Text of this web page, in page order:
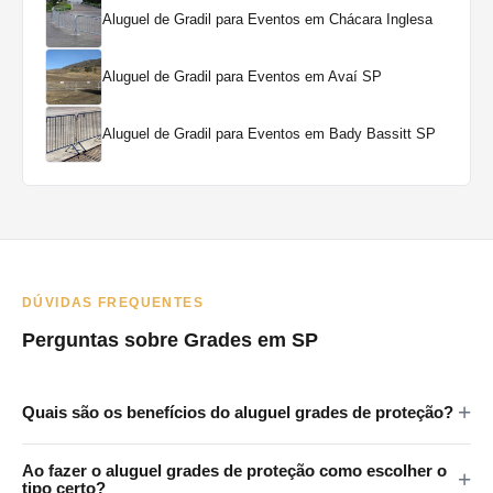
Aluguel de Gradil para Eventos em Chácara Inglesa
Aluguel de Gradil para Eventos em Avaí SP
Aluguel de Gradil para Eventos em Bady Bassitt SP
DÚVIDAS FREQUENTES
Perguntas sobre Grades em SP
Quais são os benefícios do aluguel grades de proteção?
segurança ao controlar o acesso a áreas restritas, ajudam na
Ao fazer o aluguel grades de proteção como escolher o
tipo certo?